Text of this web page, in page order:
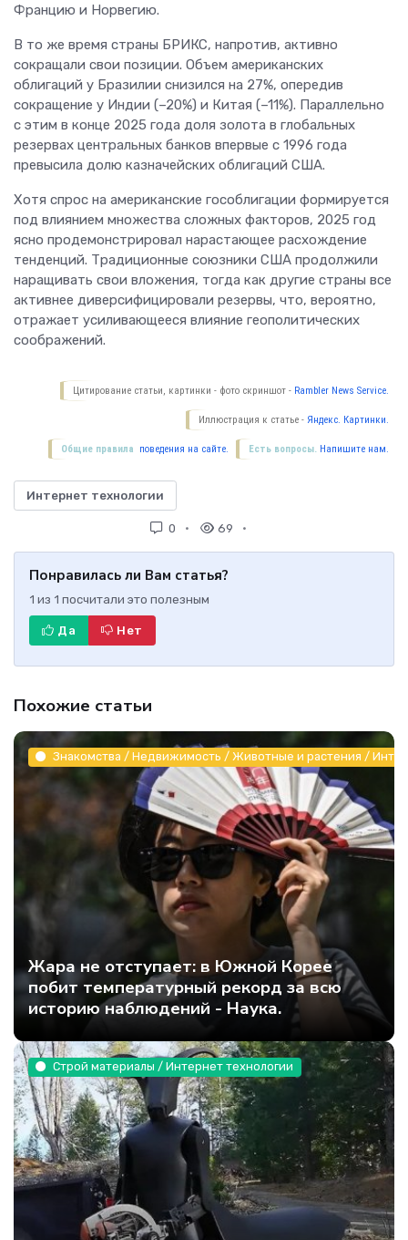
Францию и Норвегию.
В то же время страны БРИКС, напротив, активно
сокращали свои позиции. Объем американских
облигаций у Бразилии снизился на 27%, опередив
сокращение у Индии (–20%) и Китая (–11%). Параллельно
с этим в конце 2025 года доля золота в глобальных
резервах центральных банков впервые с 1996 года
превысила долю казначейских облигаций США.
Хотя спрос на американские гособлигации формируется
под влиянием множества сложных факторов, 2025 год
ясно продемонстрировал нарастающее расхождение
тенденций. Традиционные союзники США продолжили
наращивать свои вложения, тогда как другие страны все
активнее диверсифицировали резервы, что, вероятно,
отражает усиливающееся влияние геополитических
соображений.
Цитирование статьи, картинки - фото скриншот - Rambler News Service.
Иллюстрация к статье - Яндекс. Картинки.
Есть вопросы. Напишите нам.
Общие правила поведения на сайте.
Интернет технологии
0 69
Понравилась ли Вам статья?
1 из 1 посчитали это полезным
Да Нет
Похожие статьи
Знакомства / Недвижимость / Животные и растения /
Жара не отступает: в Южной Корее
побит температурный рекорд за всю
историю наблюдений - Наука.
Строй материалы / Интернет технологии